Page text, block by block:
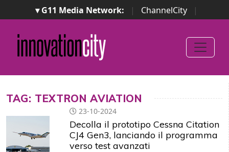
▾ G11 Media Network: | ChannelCity
|
ImpresaCity | SecurityOpenLab | Italian Channel
Awards
Italian Project Awards
Italian Security
Awards
TAG: TEXTRON AVIATION
23-10-2024
Decolla il prototipo Cessna Citation
CJ4 Gen3, lanciando il programma
verso test avanzati